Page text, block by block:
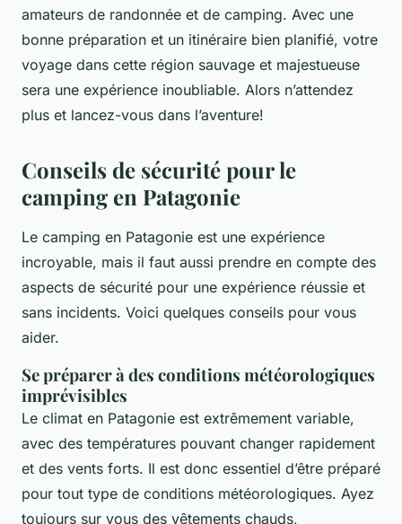
amateurs de randonnée et de camping. Avec une
bonne préparation et un itinéraire bien planifié, votre
voyage dans cette région sauvage et majestueuse
sera une expérience inoubliable. Alors n’attendez
plus et lancez-vous dans l’aventure!
Conseils de sécurité pour le
camping en Patagonie
Le camping en Patagonie est une expérience
incroyable, mais il faut aussi prendre en compte des
aspects de sécurité pour une expérience réussie et
sans incidents. Voici quelques conseils pour vous
aider.
Se préparer à des conditions météorologiques
imprévisibles
Le climat en Patagonie est extrêmement variable,
avec des températures pouvant changer rapidement
et des vents forts. Il est donc essentiel d’être préparé
pour tout type de conditions météorologiques. Ayez
toujours sur vous des vêtements chauds,